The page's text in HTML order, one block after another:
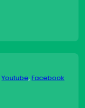
Youtube, Facebook